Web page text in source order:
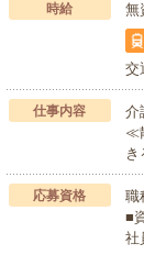
時給 無
交
仕事内容
介
≪
応募資格
職
■
社